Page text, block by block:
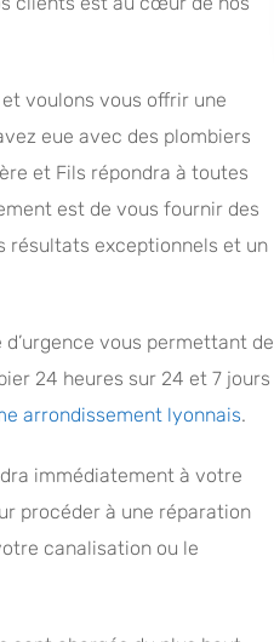
voulons vous offrir une
eue avec des plombiers
et Fils répondra à toutes
est de vous fournir des
résultats exceptionnels et un
vous permettant de
24 heures sur 24 et 7 jours
arrondissement lyonnais.
immédiatement à votre
procéder à une réparation
canalisation ou le